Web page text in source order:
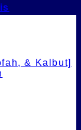
& Kalbut]